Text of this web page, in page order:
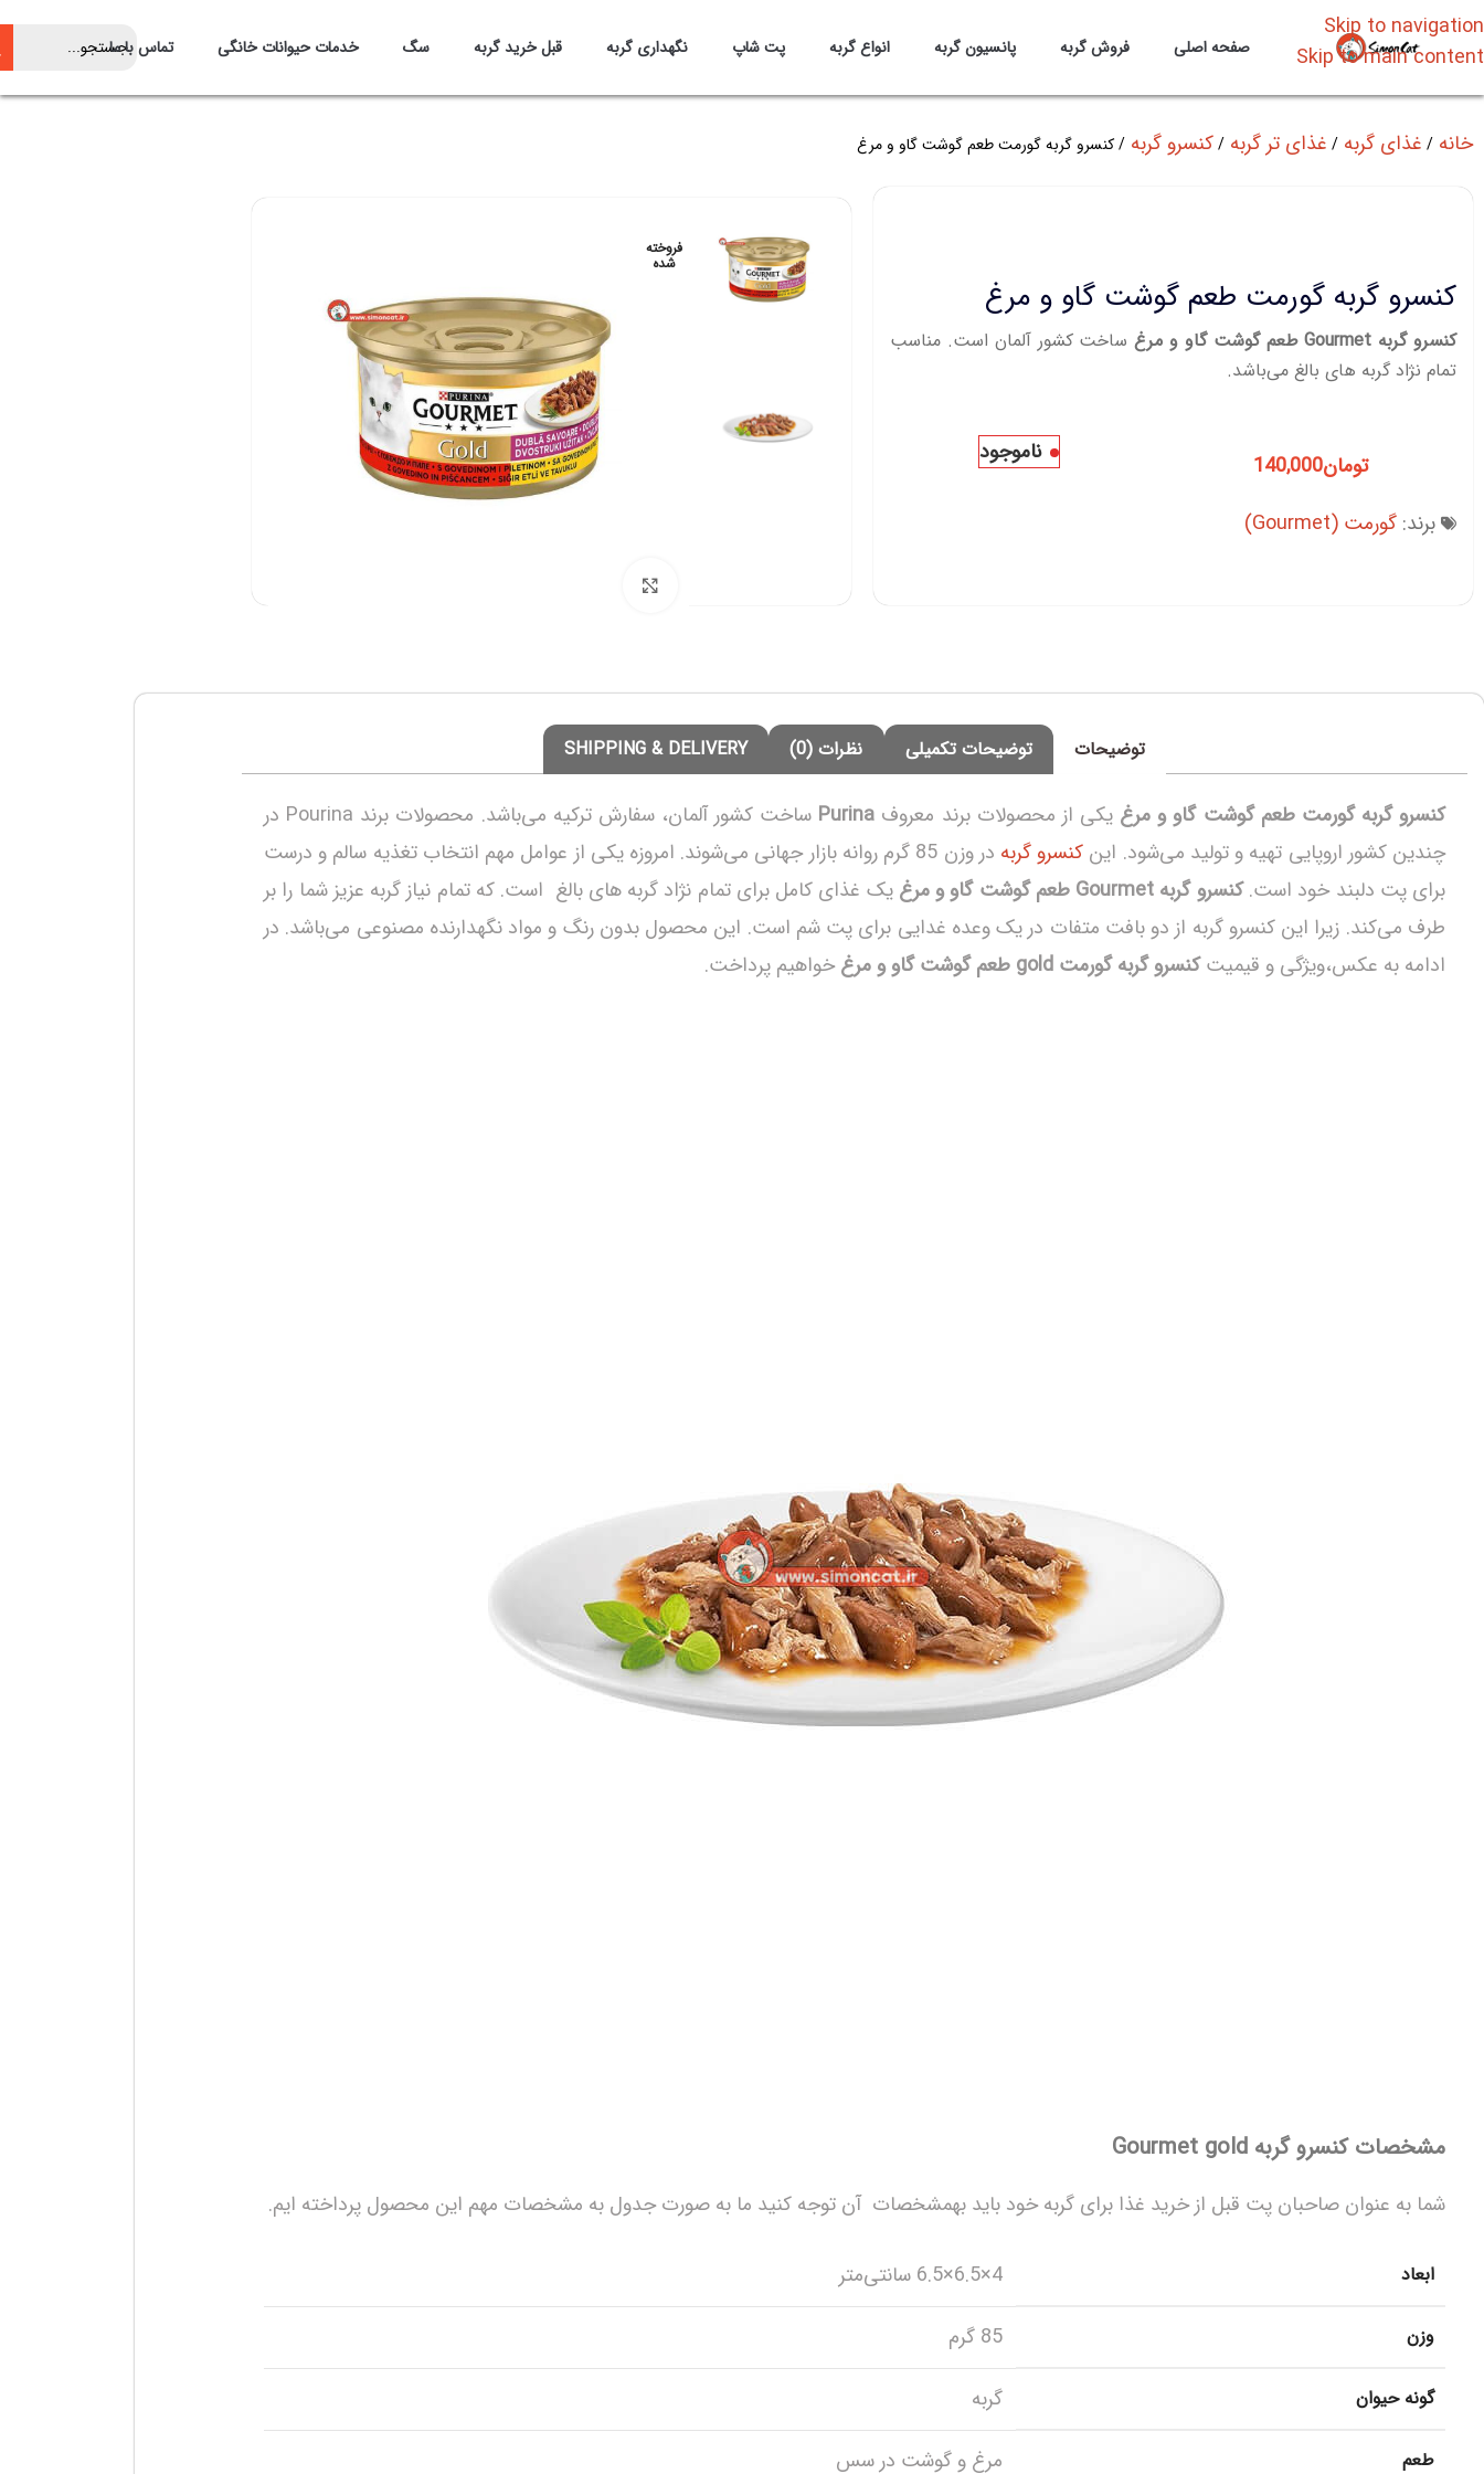
Skip to navigation
Skip to main content
صفحه اصلی فروش گربه پانسیون گربه انواع گربه پت شاپ نگهداری گربه قبل خرید گربه سگ خدمات حیوانات خانگی تماس با ما
خانه غذای گربه غذای تر گربه کنسرو گربه کنسرو گربه گورمت طعم گوشت گاو و مرغ
کنسرو گربه گورمت طعم گوشت گاو و مرغ
کنسرو گربه Gourmet طعم گوشت گاو و مرغ
ساخت کشور آلمان است. مناسب
تمام نژاد گربه های بالغ می‌باشد.
تومان140,000 ناموجود
برند: گورمت (Gourmet)
فروخته
شده
توضیحات توضیحات تکمیلی نظرات (0) SHIPPING & DELIVERY
کنسرو گربه گورمت طعم گوشت گاو و مرغ یکی از محصولات برند معروف Purina
ساخت کشور آلمان، سفارش ترکیه می‌باشد. محصولات برند Pourina در
چندین کشور اروپایی تهیه و تولید می‌شود. این کنسرو گربه
در وزن 85 گرم روانه بازار جهانی می‌شوند. امروزه یکی از عوامل مهم انتخاب تغذیه سالم و درست
برای پت دلبند خود است.کنسرو گربه Gourmet طعم گوشت گاو و مرغ
یک غذای کامل برای تمام نژاد گربه های بالغ است. که تمام نیاز گربه عزیز شما را بر
طرف می‌کند. زیرا این کنسرو گربه از دو بافت متفات در یک وعده غدایی برای پت شم است. این محصول بدون رنگ و مواد نگهدارنده مصنوعی می‌باشد. در
ادامه به عکس،ویژگی و قیمیتکنسرو گربه گورمت gold طعم گوشت گاو و مرغ خواهیم پرداخت.
مشخصات کنسرو گربه Gourmet gold
شما به عنوان صاحبان پت قبل از خرید غذا برای گربه خود باید بهمشخصات آن توجه کنید ما به صورت جدول به مشخصات مهم این محصول پرداخته ایم.
ابعاد 4×6.5×6.5 سانتی‌متر
وزن 85 گرم
گونه حیوان گربه
طعم مرغ و گوشت در سس